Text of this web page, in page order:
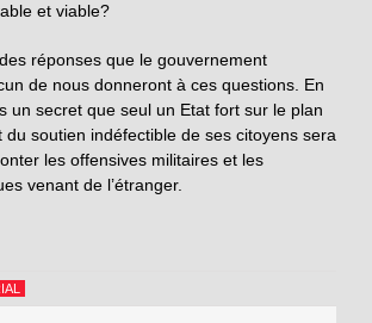
et viable?
réponses que le gouvernement
de nous donneront à ces questions. En
un secret que seul un Etat fort sur le plan
du soutien indéfectible de ses citoyens sera
les offensives militaires et les
venant de l’étranger.